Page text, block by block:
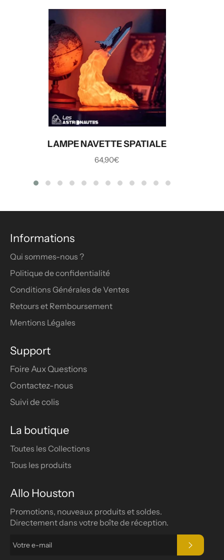
LAMPE NAVETTE SPATIALE
Prix
64,90€
Informations
Qui sommes-nous ?
Politique de confidentialité
Conditions Générales de Ventes
Retours et Remboursement
Mentions Légales
Support
Foire Aux Questions
Contactez-nous
Suivi de colis
La boutique
Toutes les Collections
Tous les produits
Allo Houston
Promotions, nouveaux produits et soldes.
Directement dans votre boîte de réception.